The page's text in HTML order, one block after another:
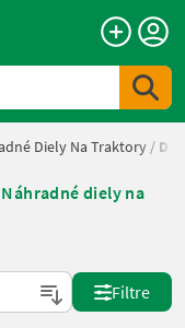
Diely Na Traktory /
diely na
Filtre